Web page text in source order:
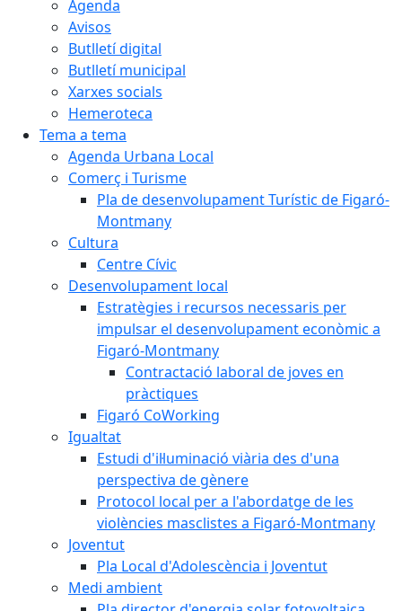
Agenda
Avisos
Butlletí digital
Butlletí municipal
Xarxes socials
Hemeroteca
Tema a tema
Agenda Urbana Local
Comerç i Turisme
Pla de desenvolupament Turístic de Figaró-
Montmany
Cultura
Centre Cívic
Desenvolupament local
Estratègies i recursos necessaris per
impulsar el desenvolupament econòmic a
Figaró-Montmany
Contractació laboral de joves en
pràctiques
Figaró CoWorking
Igualtat
Estudi d'il·luminació viària des d'una
perspectiva de gènere
Protocol local per a l'abordatge de les
violències masclistes a Figaró-Montmany
Joventut
Pla Local d'Adolescència i Joventut
Medi ambient